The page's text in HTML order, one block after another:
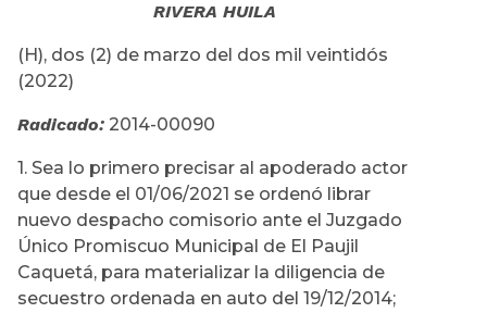
RIVERA HUILA
(H), dos (2) de marzo del dos mil veintidós
(2022)
Radicado: 2014-00090
1. Sea lo primero precisar al apoderado actor
que desde el 01/06/2021 se ordenó librar
nuevo despacho comisorio ante el Juzgado
Único Promiscuo Municipal de El Paujil
Caquetá, para materializar la diligencia de
secuestro ordenada en auto del 19/12/2014;